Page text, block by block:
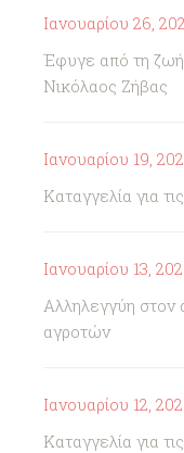
Ιανουαρίου 26,
Έφυγε από τη
Νικόλαος Ζήβας
Ιανουαρίου 19,
Καταγγελία για
Ιανουαρίου 13,
Αλληλεγγύη στον
αγροτών
Ιανουαρίου 12,
Καταγγελία για